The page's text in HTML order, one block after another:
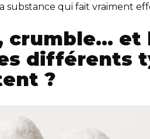
substance qui fait vraiment
crumble… et
différents
?